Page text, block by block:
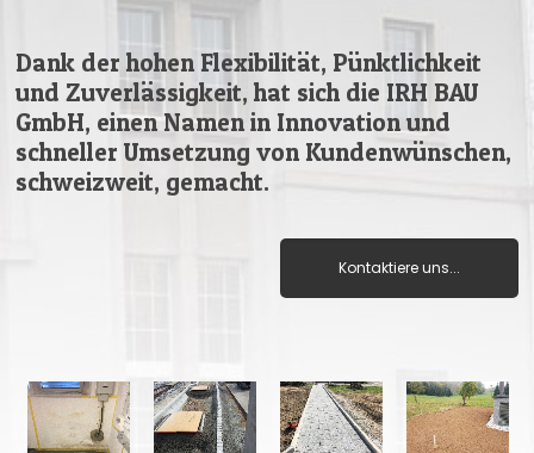
Dank der hohen Flexibilität, Pünktlichkeit
und Zuverlässigkeit, hat sich die IRH BAU
GmbH, einen Namen in Innovation und
schneller Umsetzung von Kundenwünschen,
schweizweit, gemacht.
Kontaktiere uns...